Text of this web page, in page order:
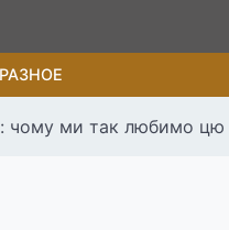
РАЗНОЕ
чому ми так любимо цю